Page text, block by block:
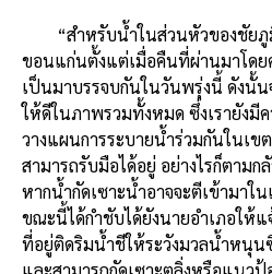
“สำหรับน้ำในส่วนหัวของชัยภู
ขอนแก่นตั้งแต่เมื่อคืนที่ผ่านมาโดย
เป็นมาบรรจบกันในวันพรุ่งนี้ ดังนั้น
ให้ดีในภาพรวมทั้งหมด ซึ่งเรายังมีค
วางแผนการระบายน้ำร่วมกันในเข
สามารถรับมือได้อยู่ อย่างไรก็ตาม
หากน้ำกัดเซาะน้ำอาจจะตีเข้ามาใ
ขณะนี้ได้กำชับได้ยังนายอำเภอให้
ที่อยู่ติดริมน้ำชีให้ระวังมวลน้ำหนุน